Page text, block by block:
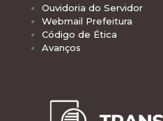
Ouvidoria do Servidor
Webmail Prefeitura
Código de Ética
Avanços